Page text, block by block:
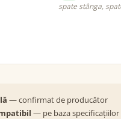
spate stânga,
— confirmat de producător
— pe baza specificațiilor